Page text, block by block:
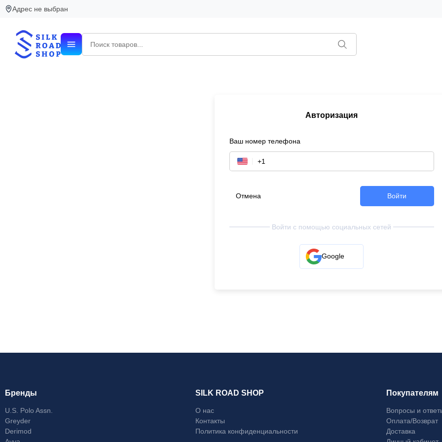
Адрес не выбран
Авторизация
Ваш номер телефона
Отмена Войти
Войти с помощью социальных сетей
Google
Бренды
U.S. Polo Assn.
Greyder
Derimod
SILK ROAD SHOP
О нас
Контакты
Политика конфиденциальности
Покупателям
Вопросы и
Оплата/Возврат
Доставка
Магазины одежды в Ташкенте — стиль и доступные цены